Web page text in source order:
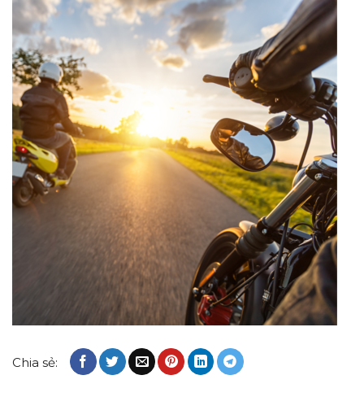
Chia sẻ: